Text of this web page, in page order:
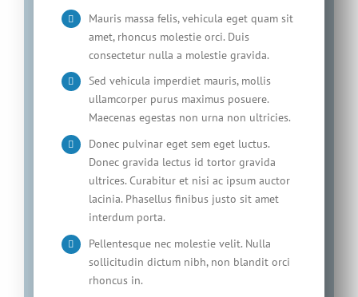
Mauris massa felis, vehicula eget quam sit
amet, rhoncus molestie orci. Duis
consectetur nulla a molestie gravida.
Sed vehicula imperdiet mauris, mollis
ullamcorper purus maximus posuere.
Maecenas egestas non urna non ultricies.
Donec pulvinar eget sem eget luctus.
Donec gravida lectus id tortor gravida
ultrices. Curabitur et nisi ac ipsum auctor
lacinia. Phasellus finibus justo sit amet
interdum porta.
Pellentesque nec molestie velit. Nulla
sollicitudin dictum nibh, non blandit orci
rhoncus in.